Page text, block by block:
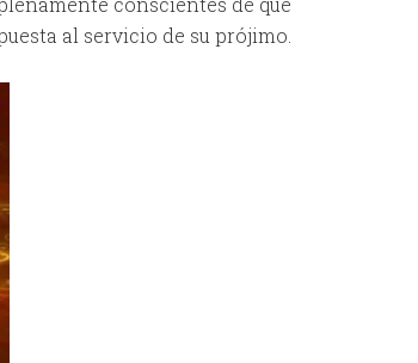
al servicio de su prójimo.